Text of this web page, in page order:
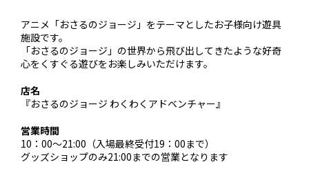
アニメ「おさるのジョージ」をテーマとしたお子様向け遊具
施設です。
「おさるのジョージ」の世界から飛び出してきたような好奇
心をくすぐる遊びをお楽しみいただけます。
店名
『おさるのジョージ わくわくアドベンチャー』
営業時間
10：00～21:00（入場最終受付19：00まで）
グッズショップのみ21:00までの営業となります